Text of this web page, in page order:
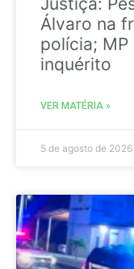
Álvaro na
polícia; MP
inquérito
VER MATÉRIA »
5 de agosto de 2026